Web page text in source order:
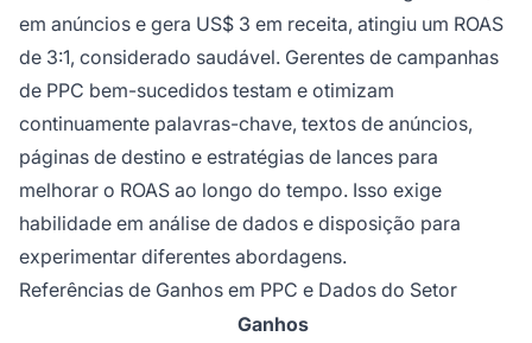
em anúncios e gera US$ 3 em receita, atingiu um ROAS
de 3:1, considerado saudável. Gerentes de campanhas
de PPC bem-sucedidos testam e otimizam
continuamente palavras-chave, textos de anúncios,
páginas de destino e estratégias de lances para
melhorar o ROAS ao longo do tempo. Isso exige
habilidade em análise de dados e disposição para
experimentar diferentes abordagens.
Referências de Ganhos em PPC e Dados do Setor
Ganhos